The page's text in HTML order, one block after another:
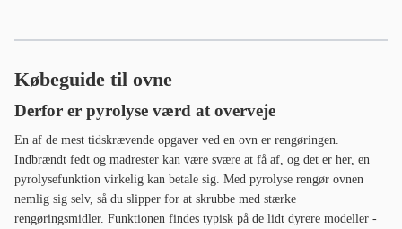
Købeguide til ovne
Derfor er pyrolyse værd at overveje
En af de mest tidskrævende opgaver ved en ovn er rengøringen.
Indbrændt fedt og madrester kan være svære at få af, og det er her, en
pyrolysefunktion virkelig kan betale sig. Med pyrolyse rengør ovnen
nemlig sig selv, så du slipper for at skrubbe med stærke
rengøringsmidler. Funktionen findes typisk på de lidt dyrere modeller -